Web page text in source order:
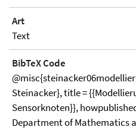
Art
Text
BibTeX Code
Steinacker}, title =
Sensorknoten}},
Department of Mathematics